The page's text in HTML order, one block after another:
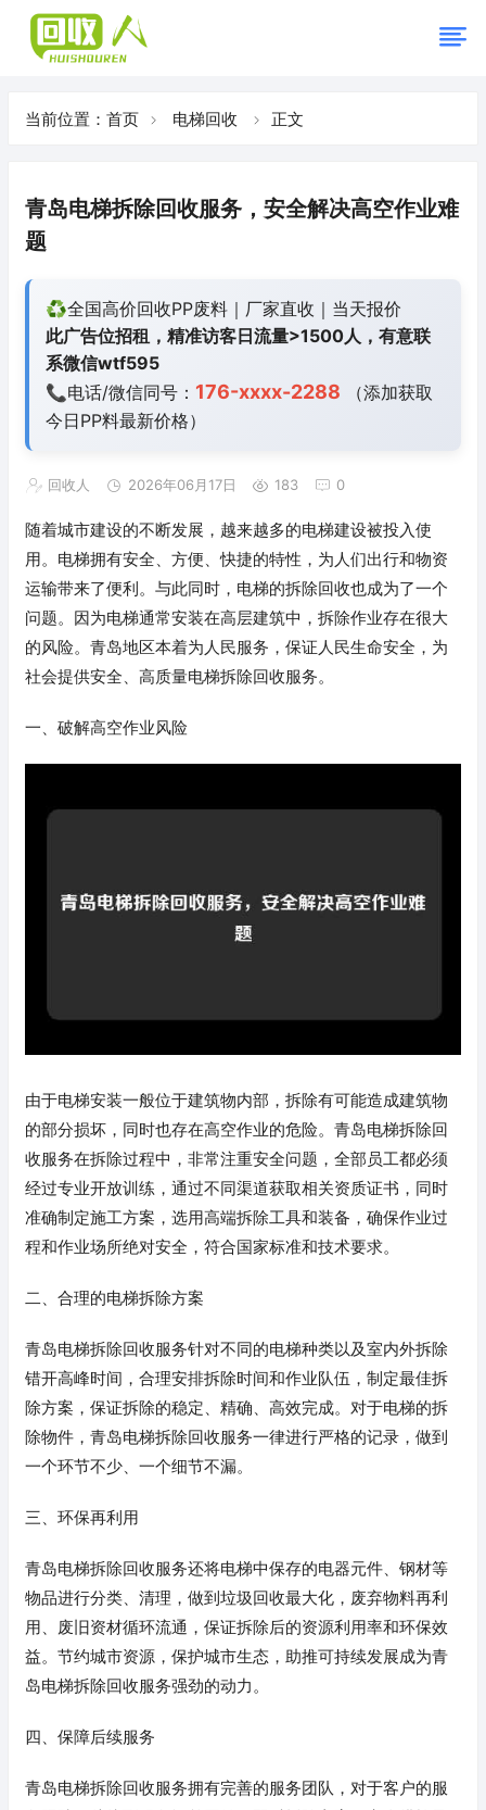
当前位置： 首页 电梯回收 正文
青岛电梯拆除回收服务，安全解决高空作业难
题
♻️全国高价回收PP废料｜厂家直收｜当天报价
此广告位招租，精准访客日流量>1500人，有意联
系微信wtf595
📞电话/微信同号： 176-xxxx-2288 （添加获取
今日PP料最新价格）
回收人 2026年06月17日 183 0
随着城市建设的不断发展，越来越多的电梯建设被投入使
用。电梯拥有安全、方便、快捷的特性，为人们出行和物资
运输带来了便利。与此同时，电梯的拆除回收也成为了一个
问题。因为电梯通常安装在高层建筑中，拆除作业存在很大
的风险。青岛地区本着为人民服务，保证人民生命安全，为
社会提供安全、高质量电梯拆除回收服务。
一、破解高空作业风险
由于电梯安装一般位于建筑物内部，拆除有可能造成建筑物
的部分损坏，同时也存在高空作业的危险。青岛电梯拆除回
收服务在拆除过程中，非常注重安全问题，全部员工都必须
经过专业开放训练，通过不同渠道获取相关资质证书，同时
准确制定施工方案，选用高端拆除工具和装备，确保作业过
程和作业场所绝对安全，符合国家标准和技术要求。
二、合理的电梯拆除方案
青岛电梯拆除回收服务针对不同的电梯种类以及室内外拆除
错开高峰时间，合理安排拆除时间和作业队伍，制定最佳拆
除方案，保证拆除的稳定、精确、高效完成。对于电梯的拆
除物件，青岛电梯拆除回收服务一律进行严格的记录，做到
一个环节不少、一个细节不漏。
三、环保再利用
青岛电梯拆除回收服务还将电梯中保存的电器元件、钢材等
物品进行分类、清理，做到垃圾回收最大化，废弃物料再利
用、废旧资材循环流通，保证拆除后的资源利用率和环保效
益。节约城市资源，保护城市生态，助推可持续发展成为青
岛电梯拆除回收服务强劲的动力。
四、保障后续服务
青岛电梯拆除回收服务拥有完善的服务团队，对于客户的服